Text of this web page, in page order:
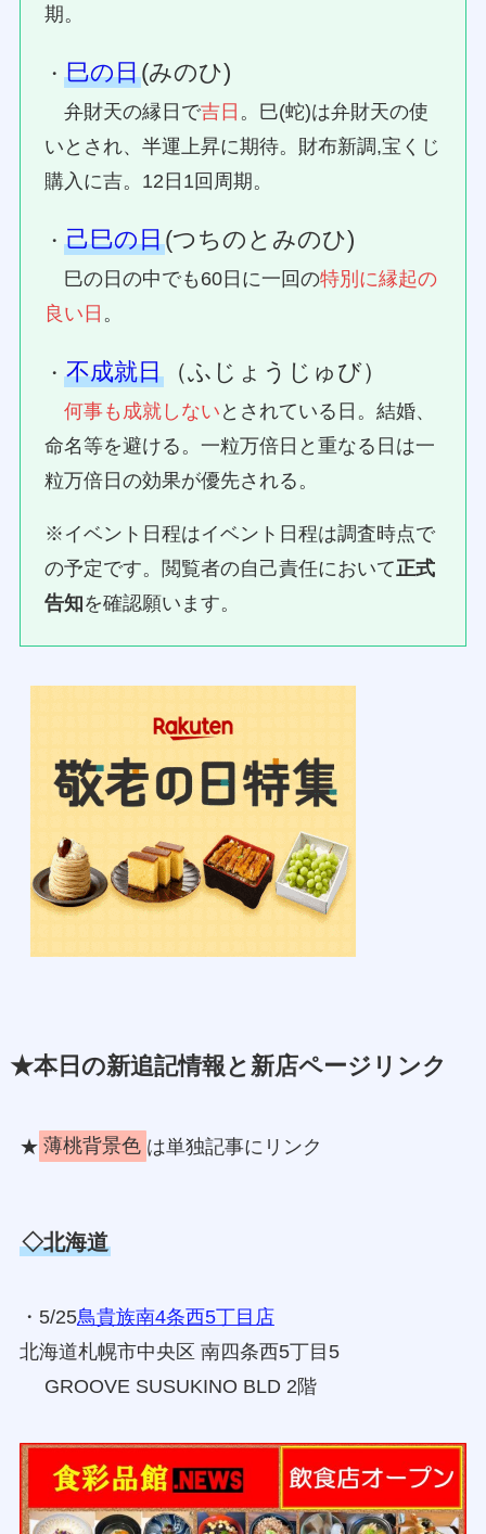
期。
・巳の日(みのひ)
弁財天の縁日で吉日 。巳(蛇)は弁財天の使
いとされ、半運上昇に期待。財布新調,宝くじ
購入に吉。12日1回周期。
・己巳の日(つちのとみのひ)
巳の日の中でも60日に一回の特別に縁起の
良い日 。
・不成就日 （ふじょうじゅび）
何事も成就しない とされている日。結婚、
命名等を避ける。一粒万倍日と重なる日は一
粒万倍日の効果が優先される。
※イベント日程はイベント日程は調査時点で
の予定です。閲覧者の自己責任において正式
告知を確認願います。
★本日の新追記情報と新店ページリンク
★ 薄桃背景色 は単独記事にリンク
◇北海道
・5/25鳥貴族南4条西5丁目店
北海道札幌市中央区 南四条西5丁目5
GROOVE SUSUKINO BLD 2階